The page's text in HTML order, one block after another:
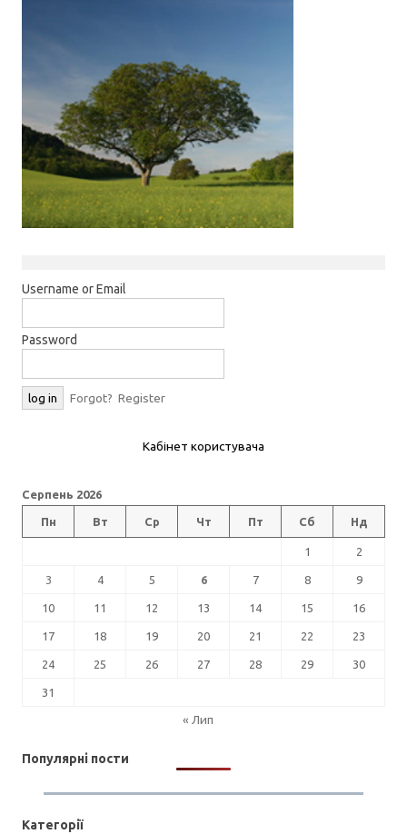
Username or Email
Password
Forgot? Register
Кабінет користувача
Серпень 2026
Пн Вт Ср Чт Пт Сб Нд
1 2
3 4 5 6 7 8 9
10 11 12 13 14 15 16
17 18 19 20 21 22 23
24 25 26 27 28 29 30
31
« Лип
Популярні пости
Категорії